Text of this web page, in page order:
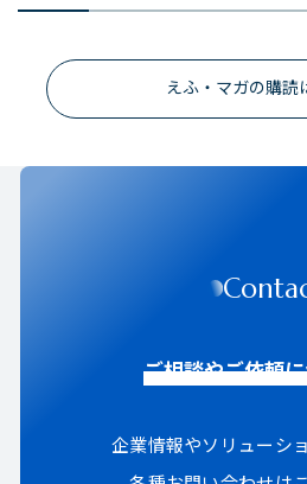
えふ・マガの購読
ご相談やご依頼
企業情報やソリューシ